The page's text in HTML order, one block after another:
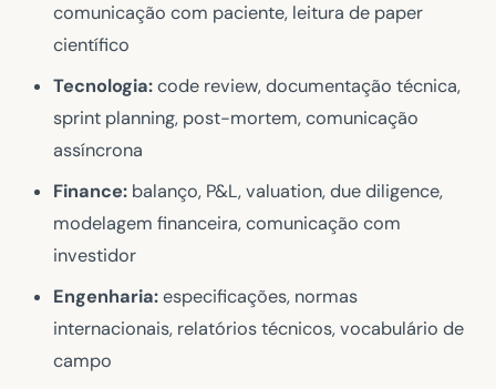
comunicação com paciente, leitura de paper
científico
Tecnologia:code review, documentação técnica,
sprint planning, post-mortem, comunicação
assíncrona
Finance: balanço, P&L, valuation, due diligence,
modelagem financeira, comunicação com
investidor
Engenharia:especificações, normas
internacionais, relatórios técnicos, vocabulário de
campo